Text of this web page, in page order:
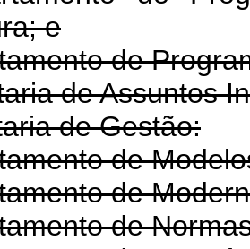
e
de
de Assuntos
de Gestão:
de
de
de